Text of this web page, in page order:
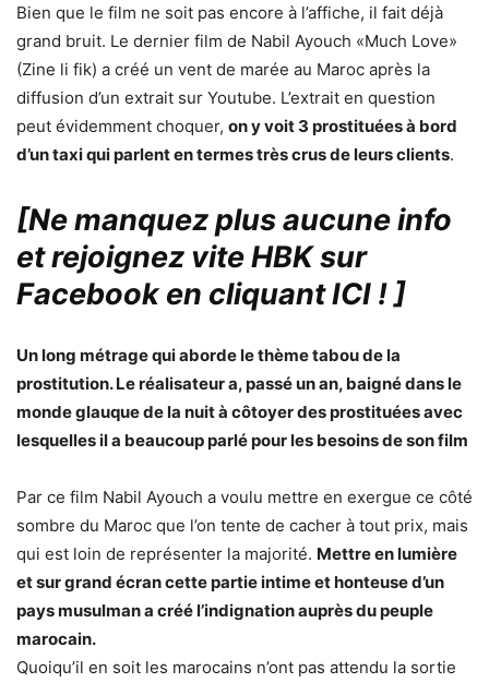
Bien que le film ne soit pas encore à l’affiche, il fait déjà
grand bruit. Le dernier film de Nabil Ayouch «Much Love»
(Zine li fik) a créé un vent de marée au Maroc après la
diffusion d’un extrait sur Youtube. L’extrait en question
peut évidemment choquer, on y voit 3 prostituées à bord
d’un taxi qui parlent en termes très crus de leurs clients.
[Ne manquez plus aucune info
et rejoignez vite HBK sur
Facebook en cliquant ICI !]
Un long métrage qui aborde le thème tabou de la
prostitution. Le réalisateur a, passé un an, baigné dans le
monde glauque de la nuit à côtoyer des prostituées avec
lesquelles il a beaucoup parlé pour les besoins de son film
Par ce film Nabil Ayouch a voulu mettre en exergue ce côté
sombre du Maroc que l’on tente de cacher à tout prix, mais
qui est loin de représenter la majorité. Mettre en lumière
et sur grand écran cette partie intime et honteuse d’un
pays musulman a créé l’indignation auprès du peuple
marocain.
Quoiqu’il en soit les marocains n’ont pas attendu la sortie